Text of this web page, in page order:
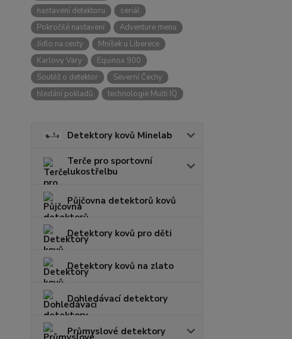
nastavení detektoru
seriál
Pokročilé nastavení
Adventure menu
Jídlo na cesty
Mníšek u Liberece
Karlovy Vary
Equinox 900
Soutěž o detektor
Severní Čechy
hledání pokladů
technologie Multi IQ
Detektory kovů Minelab
Terče pro sportovní
lukostřelbu
Půjčovna detektorů kovů
Detektory kovů pro děti
Detektory kovů na zlato
Dohledávací detektory
Průmyslové detektory